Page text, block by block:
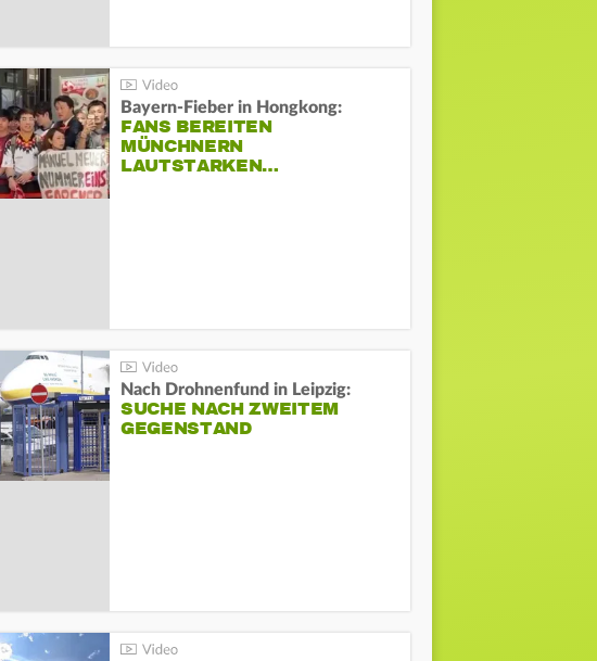
Bayern-Fieber in Hongkong:
FANS BEREITEN
MÜNCHNERN
LAUTSTARKEN…
Nach Drohnenfund in Leipzig:
SUCHE NACH ZWEITEM
GEGENSTAND